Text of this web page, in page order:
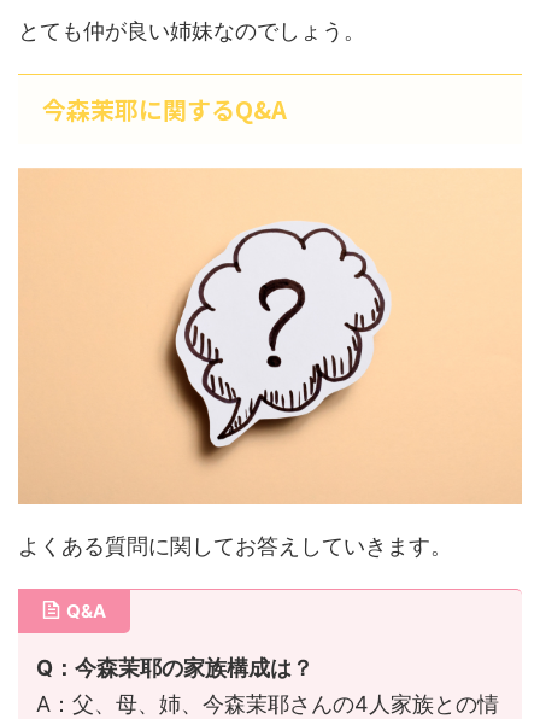
とても仲が良い姉妹なのでしょう。
今森茉耶に関するQ&A
よくある質問に関してお答えしていきます。
Q&A
Q：今森茉耶の家族構成は？
A：父、母、姉、今森茉耶さんの4人家族との情